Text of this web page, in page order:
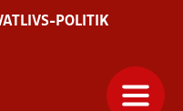
POLITIK